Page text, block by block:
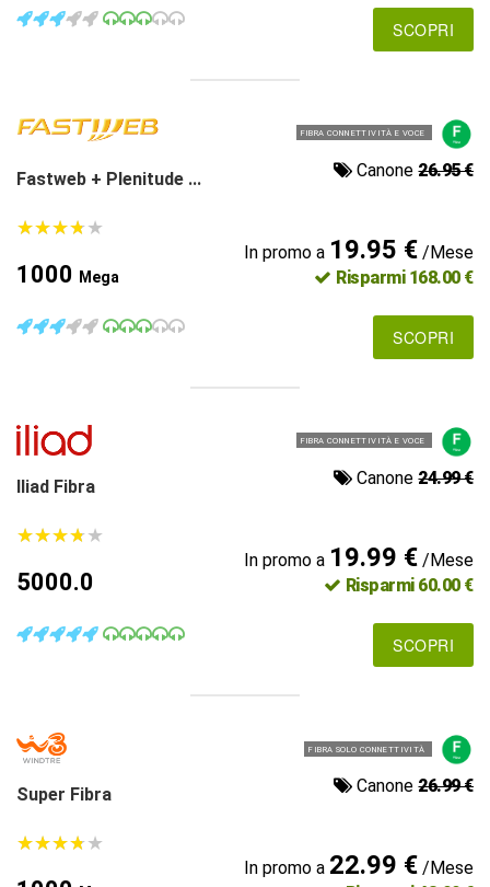
SCOPRI
FIBRA CONNETTIVITÀ E VOCE
Fastweb + Plenitude ... Canone26.95 €
★★★★★
★★★★★
1000 Mega
In promo a 19.95 €/Mese
Risparmi 168.00 €
SCOPRI
FIBRA CONNETTIVITÀ E VOCE
Iliad Fibra Canone24.99 €
★★★★★
★★★★★
5000.0
In promo a 19.99 €/Mese
Risparmi 60.00 €
SCOPRI
FIBRA SOLO CONNETTIVITÀ
Super Fibra Canone26.99 €
★★★★★
★★★★★
In promo a 22.99 €/Mese